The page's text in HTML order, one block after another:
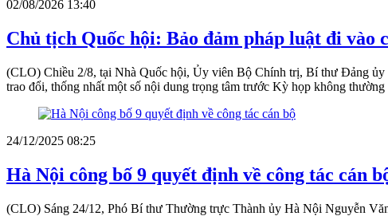
02/08/2026 13:40
Chủ tịch Quốc hội: Bảo đảm pháp luật đi vào
(CLO) Chiều 2/8, tại Nhà Quốc hội, Ủy viên Bộ Chính trị, Bí thư Đảng
trao đổi, thống nhất một số nội dung trọng tâm trước Kỳ họp không
24/12/2025 08:25
Hà Nội công bố 9 quyết định về công tác cán
(CLO) Sáng 24/12, Phó Bí thư Thường trực Thành ủy Hà Nội Nguyễn